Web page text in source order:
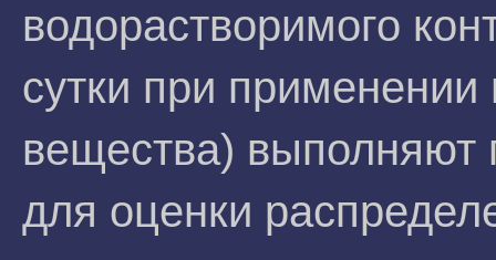
водорастворимого
сутки при применении
вещества) выполняют
для оценки